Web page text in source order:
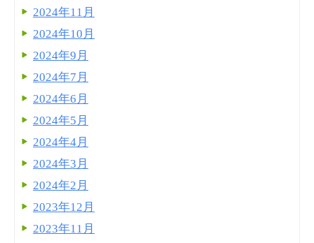
2024年11月
2024年10月
2024年9月
2024年7月
2024年6月
2024年5月
2024年4月
2024年3月
2024年2月
2023年12月
2023年11月